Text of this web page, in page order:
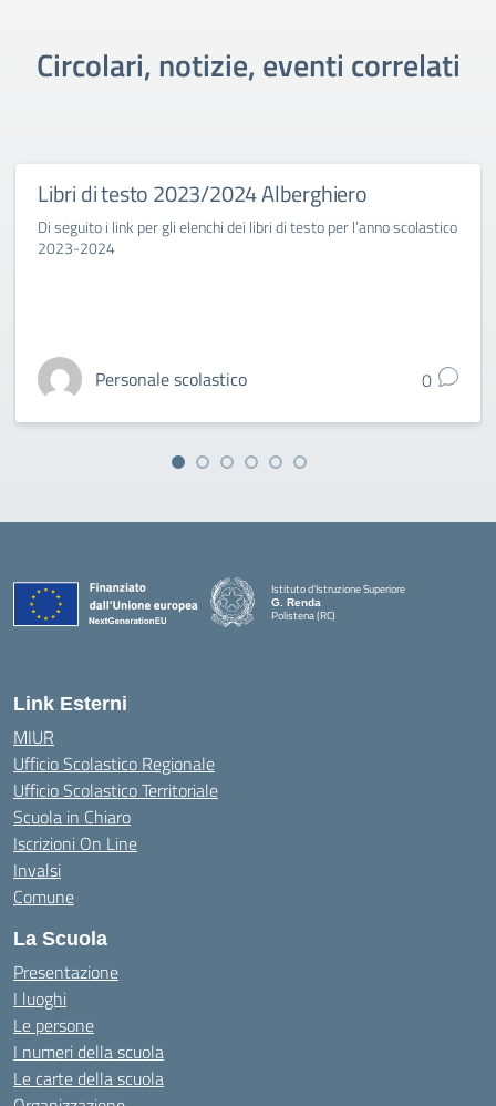
Circolari, notizie, eventi correlati
Libri di testo 2023/2024 Alberghiero
Di seguito i link per gli elenchi dei libri di testo per l’anno scolastico
2023-2024
Personale scolastico 0
Istituto d'Istruzione Superiore
G. Renda
Polistena (RC)
Link Esterni
MIUR
Ufficio Scolastico Regionale
Ufficio Scolastico Territoriale
Scuola in Chiaro
Iscrizioni On Line
Invalsi
Comune
La Scuola
Presentazione
I luoghi
Le persone
I numeri della scuola
Le carte della scuola